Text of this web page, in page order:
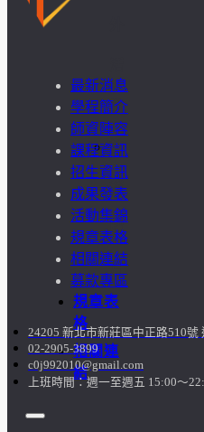
動
訪
談
照
片
規章表
格
相關連
結
最新消息
學程簡介
師資陣容
課程資訊
招生資訊
成果發表
活動集錦
規章表格
相關連結
募款專區
24205 新北市新莊區中正路510號
02-2905-3899
c0j992010@gmail.com
上班時間：週一至週五 15:00～